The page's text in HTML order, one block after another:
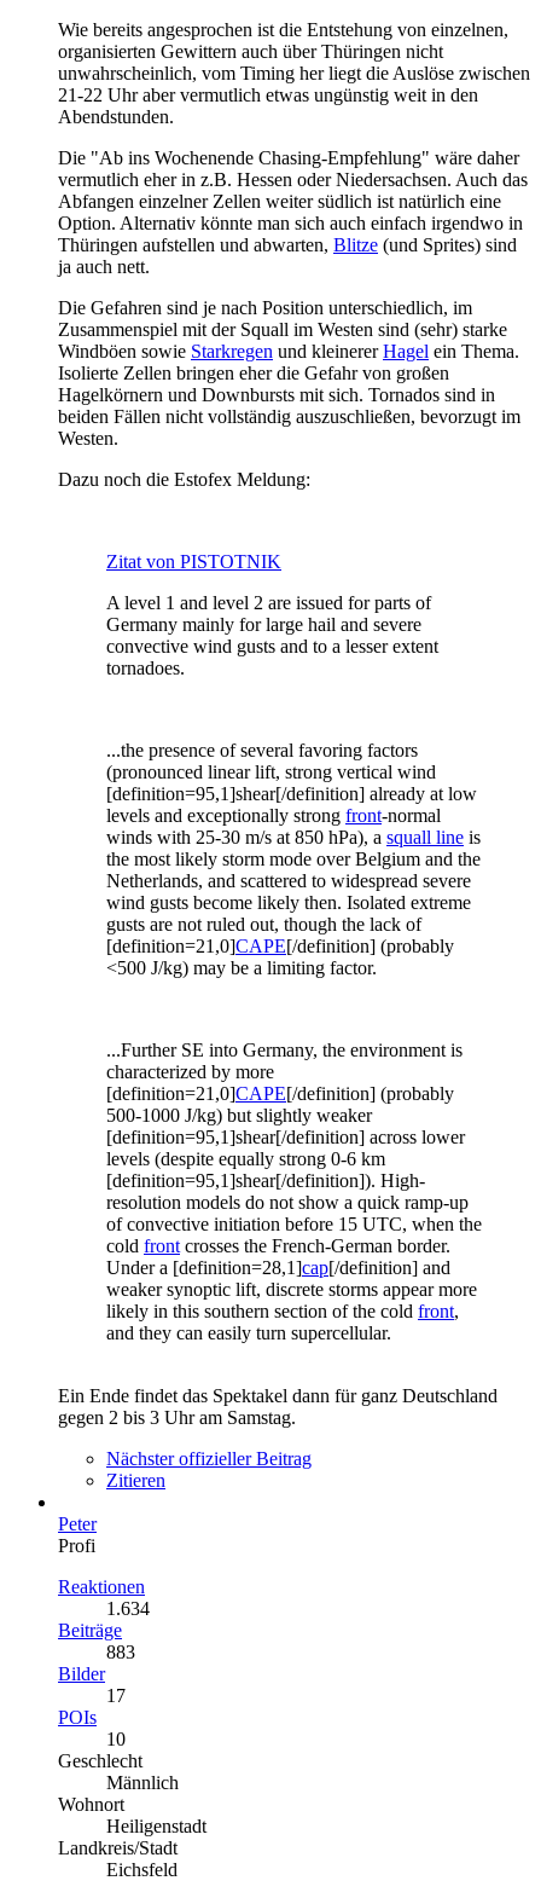
Wie bereits angesprochen ist die Entstehung von einzelnen,
organisierten Gewittern auch über Thüringen nicht
unwahrscheinlich, vom Timing her liegt die Auslöse zwischen
21-22 Uhr aber vermutlich etwas ungünstig weit in den
Abendstunden.
Die "Ab ins Wochenende Chasing-Empfehlung" wäre daher
vermutlich eher in z.B. Hessen oder Niedersachsen. Auch das
Abfangen einzelner Zellen weiter südlich ist natürlich eine
Option. Alternativ könnte man sich auch einfach irgendwo in
Thüringen aufstellen und abwarten, Blitze (und Sprites) sind
ja auch nett.
Die Gefahren sind je nach Position unterschiedlich, im
Zusammenspiel mit der Squall im Westen sind (sehr) starke
Windböen sowie Starkregen und kleinererHagel ein Thema.
Isolierte Zellen bringen eher die Gefahr von großen
Hagelkörnern und Downbursts mit sich. Tornados sind in
beiden Fällen nicht vollständig auszuschließen, bevorzugt im
Westen.
Dazu noch die Estofex Meldung:
Zitat von PISTOTNIK
A level 1 and level 2 are issued for parts of
Germany mainly for large hail and severe
convective wind gusts and to a lesser extent
tornadoes.
...the presence of several favoring factors
(pronounced linear lift, strong vertical wind
[definition=95,1]shear[/definition] already at low
levels and exceptionally strong front-normal
winds with 25-30 m/s at 850 hPa), a squall line is
the most likely storm mode over Belgium and the
Netherlands, and scattered to widespread severe
wind gusts become likely then. Isolated extreme
gusts are not ruled out, though the lack of
[definition=21,0]CAPE[/definition] (probably
<500 J/kg) may be a limiting factor.
...Further SE into Germany, the environment is
characterized by more
[definition=21,0]CAPE[/definition] (probably
500-1000 J/kg) but slightly weaker
[definition=95,1]shear[/definition] across lower
levels (despite equally strong 0-6 km
[definition=95,1]shear[/definition]). High-
resolution models do not show a quick ramp-up
of convective initiation before 15 UTC, when the
cold front crosses the French-German border.
Under a [definition=28,1]cap[/definition] and
weaker synoptic lift, discrete storms appear more
likely in this southern section of the cold front,
and they can easily turn supercellular.
Ein Ende findet das Spektakel dann für ganz Deutschland
gegen 2 bis 3 Uhr am Samstag.
Nächster offizieller Beitrag
Zitieren
Peter
Profi
Reaktionen
1.634
Beiträge
883
Bilder
17
POIs
10
Geschlecht
Männlich
Wohnort
Heiligenstadt
Landkreis/Stadt
Eichsfeld